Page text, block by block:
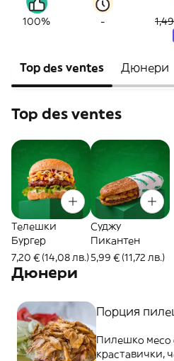
100% -
Top des ventes Дюнери
Top des ventes
Телешки
Бургер
7,20 € (14,08 лв.)
Cуджу
Пикантен
5,99 € (11,72 лв.)
Дюнери
Порция
Пилешко месо
краставички,